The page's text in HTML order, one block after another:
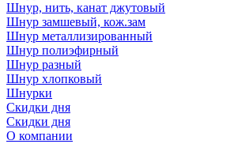
Шнур, нить, канат джутовый
Шнур замшевый, кож.зам
Шнур металлизированный
Шнур полиэфирный
Шнур разный
Шнур хлопковый
Шнурки
Скидки дня
Скидки дня
О компании